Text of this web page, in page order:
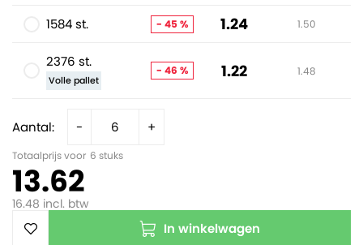
Aantal: - +
Totaalprijs voor 6 stuks
13.62
16.48 incl. btw
In winkelwagen
1584 st. - 45 % 1.24 1.50
2376 st.
Volle pallet
- 46 % 1.22 1.48